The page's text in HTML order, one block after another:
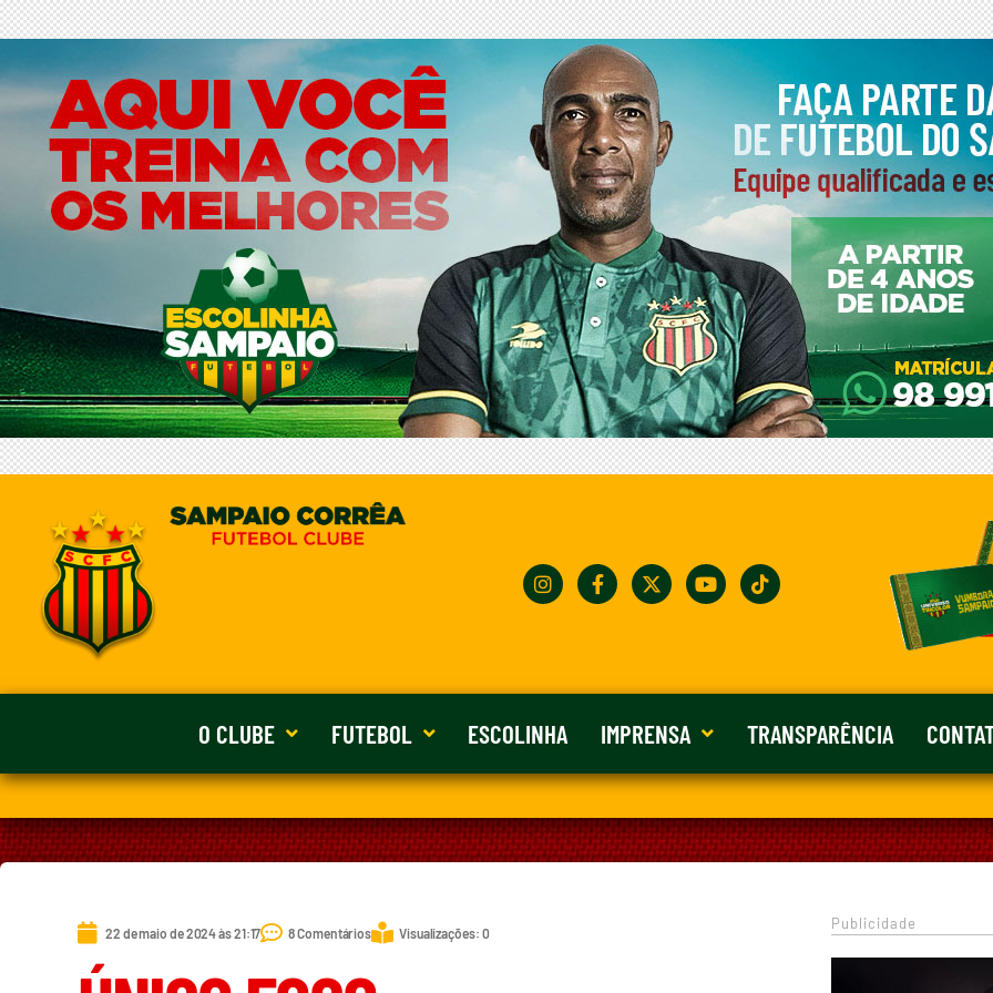
O CLUBE FUTEBOL ESCOLINHA IMPRENSA TRANSPARÊNCIA
22 de maio de 2024 às 21:17 8 Comentários Visualizações: 0
Publicidade